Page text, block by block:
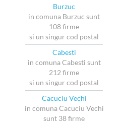
Burzuc
in comuna Burzuc sunt
108 firme
si un singur cod postal
Cabesti
in comuna Cabesti sunt
212 firme
si un singur cod postal
Cacuciu Vechi
in comuna Cacuciu Vechi
sunt 38 firme